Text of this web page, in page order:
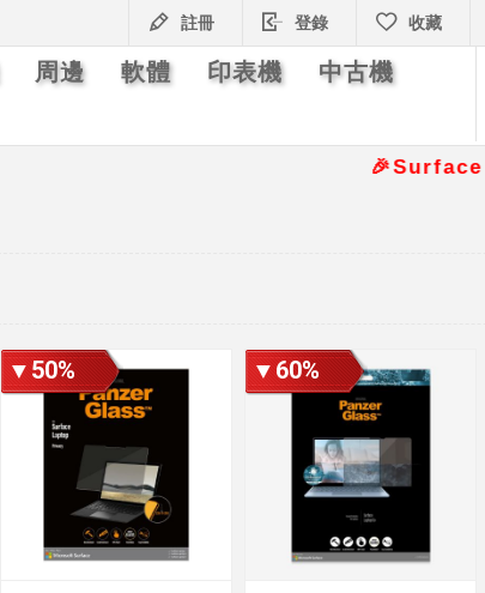
註冊 登錄 收藏
周邊 軟體 印表機
中古機
🎉Surface
▼50% ▼60%